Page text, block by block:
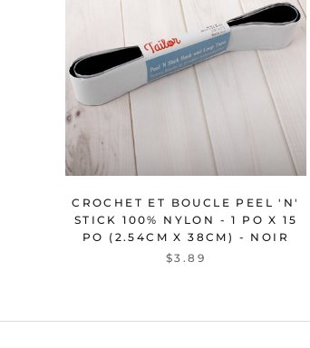
CROCHET ET BOUCLE PEEL 'N'
STICK 100% NYLON - 1 PO X 15
PO (2.54CM X 38CM) - NOIR
$3.89